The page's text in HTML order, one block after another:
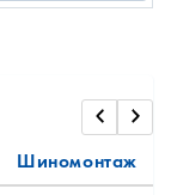
Шиномонтаж